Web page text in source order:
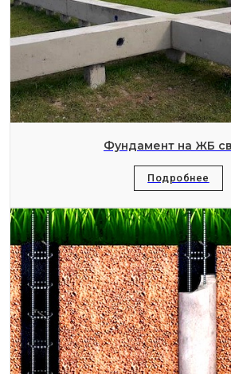
Фундамент на ЖБ
Подробнее